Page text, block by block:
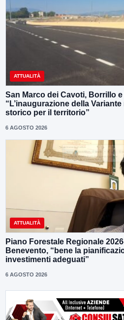
ATTUALITÀ
San Marco dei Cavoti, Borrillo
“L’inaugurazione della
storico per il territorio”
6 AGOSTO 2026
ATTUALITÀ
Piano Forestale Regionale
Benevento, “bene la
investimenti adeguati”
6 AGOSTO 2026